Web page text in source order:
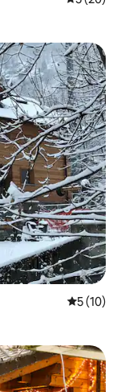
5 de uma
5 (10)